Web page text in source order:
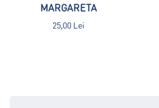
MARGARETA
25,00 Lei